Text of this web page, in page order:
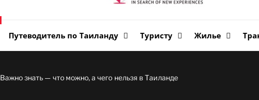
Путеводитель по Таиланду Туристу Жилье
Важно знать — что можно, а чего нельзя в Таиланде